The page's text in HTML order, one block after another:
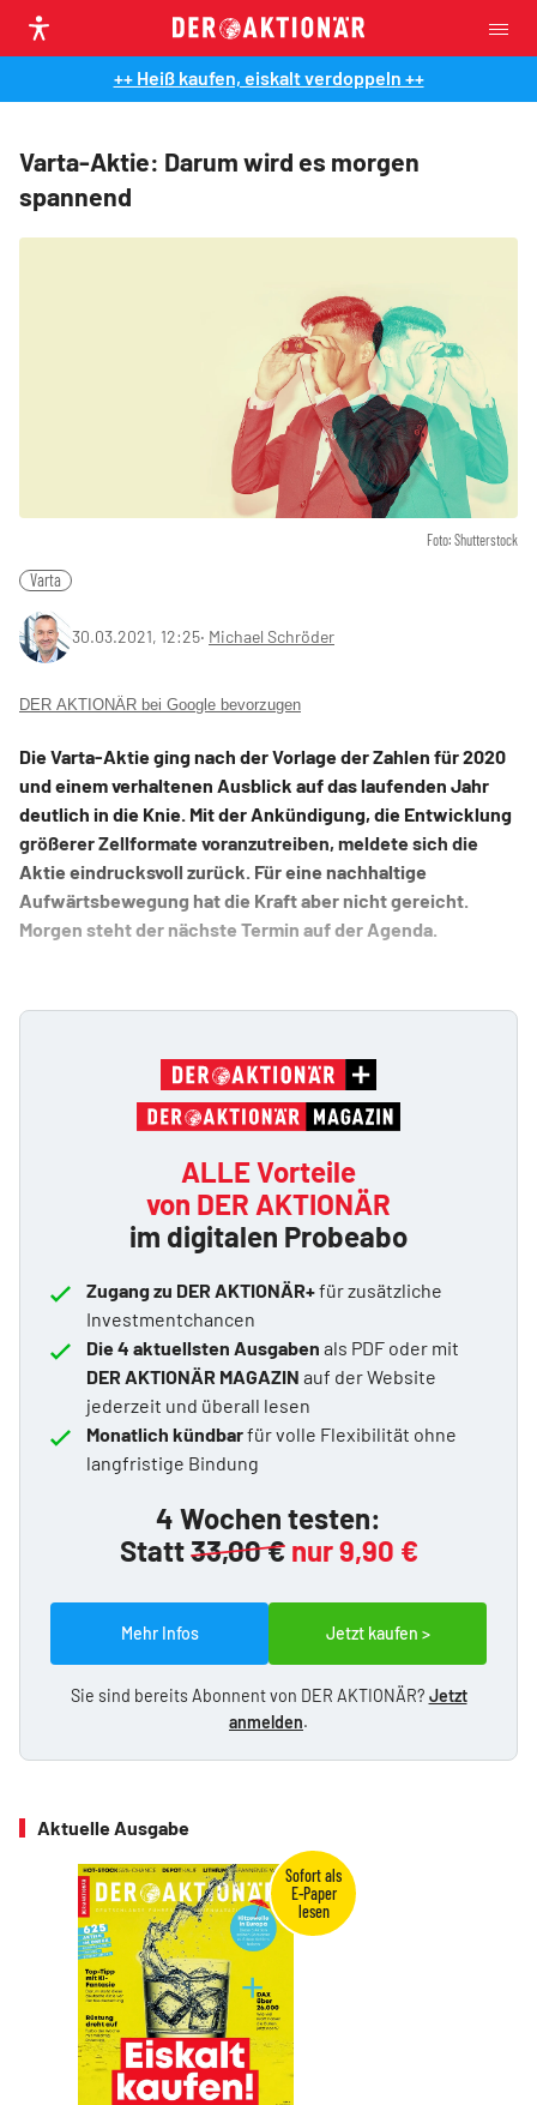
++ Heiß kaufen, eiskalt verdoppeln ++
Varta-Aktie: Darum wird es morgen
spannend
Foto: Shutterstock
Varta
30.03.2021, 12:25‧ Michael Schröder
DER AKTIONÄR bei Google bevorzugen
Die Varta-Aktie ging nach der Vorlage der Zahlen für 2020
und einem verhaltenen Ausblick auf das laufenden Jahr
deutlich in die Knie. Mit der Ankündigung, die Entwicklung
größerer Zellformate voranzutreiben, meldete sich die
Aktie eindrucksvoll zurück. Für eine nachhaltige
Aufwärtsbewegung hat die Kraft aber nicht gereicht.
Morgen steht der nächste Termin auf der Agenda.
ALLE Vorteile
von DER AKTIONÄR
im digitalen Probeabo
Zugang zu DER AKTIONÄR+für zusätzliche
Investmentchancen
Die 4 aktuellsten Ausgaben als PDF oder mit
DER AKTIONÄR MAGAZIN auf der Website
jederzeit und überall lesen
Monatlich kündbarfür volle Flexibilität ohne
langfristige Bindung
4 Wochen testen:
Statt33,00 € nur 9,90 €
Mehr Infos Jetzt kaufen >
Sie sind bereits Abonnent von DER AKTIONÄR? Jetzt
anmelden.
Aktuelle Ausgabe